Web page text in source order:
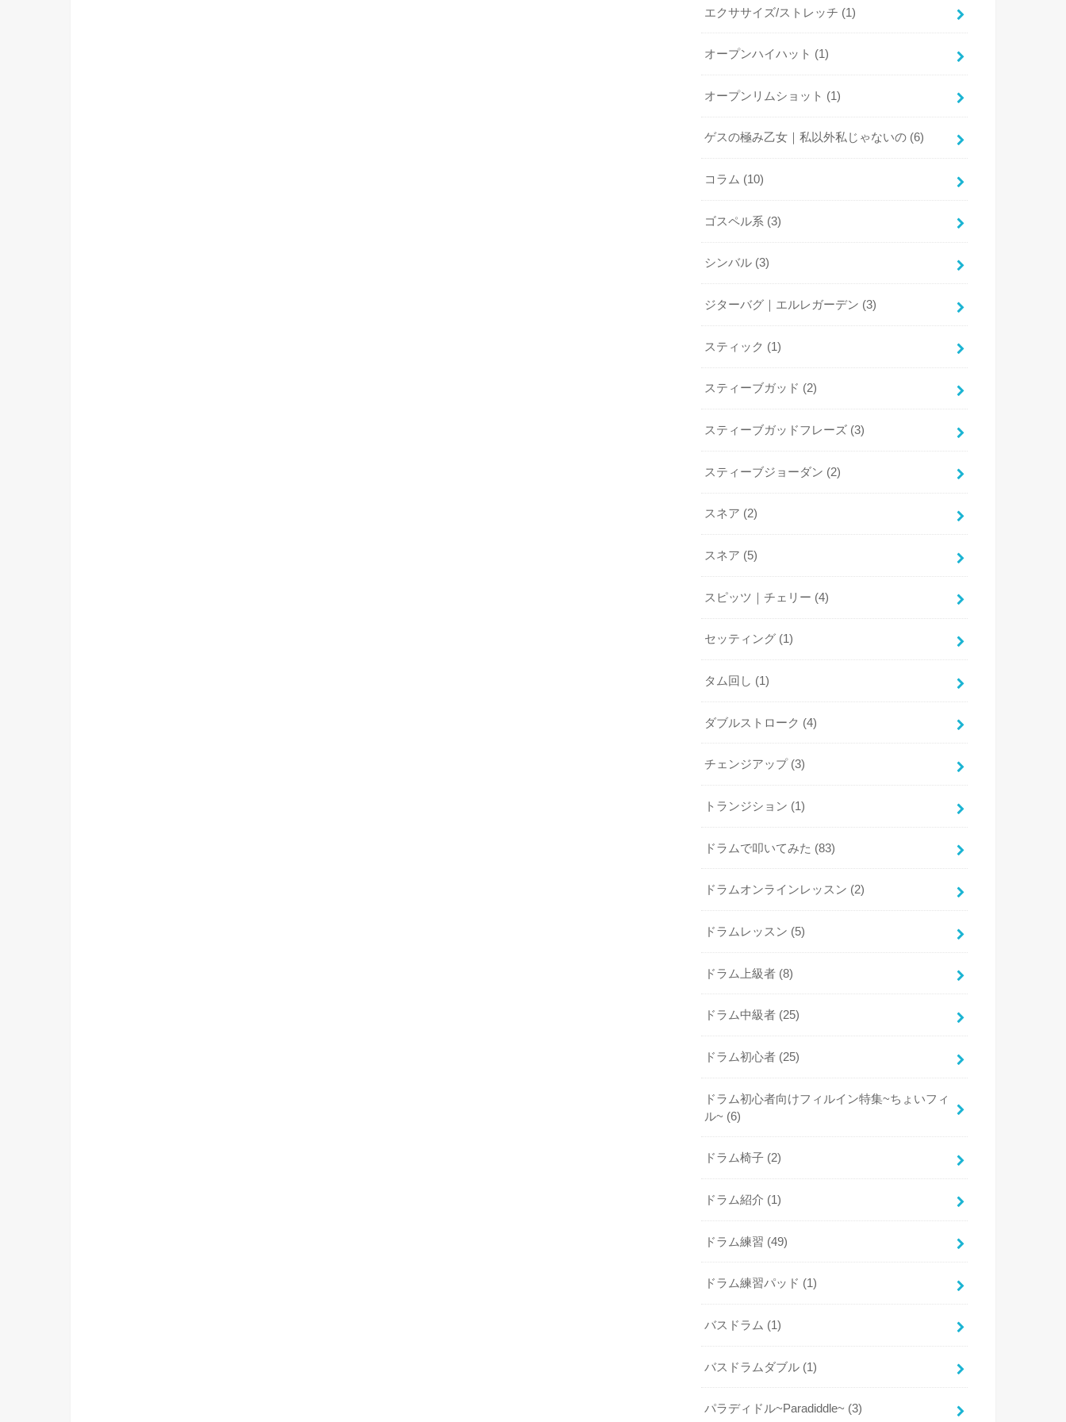
エクササイズ/ストレッチ (1)
オープンハイハット (1)
オープンリムショット (1)
ゲスの極み乙女｜私以外私じゃないの (6)
コラム (10)
ゴスペル系 (3)
シンバル (3)
ジターバグ｜エルレガーデン (3)
スティック (1)
スティーブガッド (2)
スティーブガッドフレーズ (3)
スティーブジョーダン (2)
スネア (2)
スネア (5)
スピッツ｜チェリー (4)
セッティング (1)
タム回し (1)
ダブルストローク (4)
チェンジアップ (3)
トランジション (1)
ドラムで叩いてみた (83)
ドラムオンラインレッスン (2)
ドラムレッスン (5)
ドラム上級者 (8)
ドラム中級者 (25)
ドラム初心者 (25)
ドラム初心者向けフィルイン特集~ちょいフィ
ル~ (6)
ドラム椅子 (2)
ドラム紹介 (1)
ドラム練習 (49)
ドラム練習パッド (1)
バスドラム (1)
バスドラムダブル (1)
パラディドル~Paradiddle~ (3)